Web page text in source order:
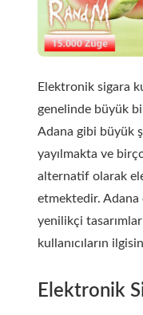
Elektronik sigara
genelinde büyük
Adana gibi büyük
yayılmakta ve
alternatif olarak
etmektedir. Adana
yenilikçi
kullanıcıların
Elektronik